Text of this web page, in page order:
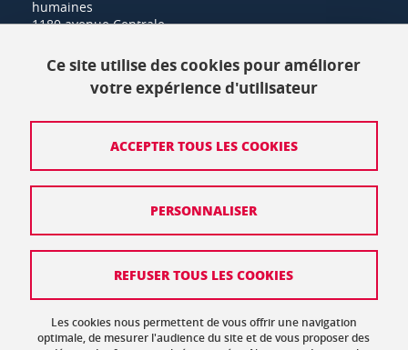
humaines
1180 avenue Centrale
+33 (0)4 57 42 21 42
Mentions légales
Politique de protection des données
Données personnelles
Gestion des cookies
Accessibilité : non conforme
Ce site utilise des cookies pour améliorer
votre expérience d'utilisateur
Les cookies nous permettent de vous offrir une navigation
optimale, de mesurer l'audience du site et de vous proposer des
ACCEPTER TOUS LES COOKIES
REFUSER TOUS LES COOKIES
PERSONNALISER